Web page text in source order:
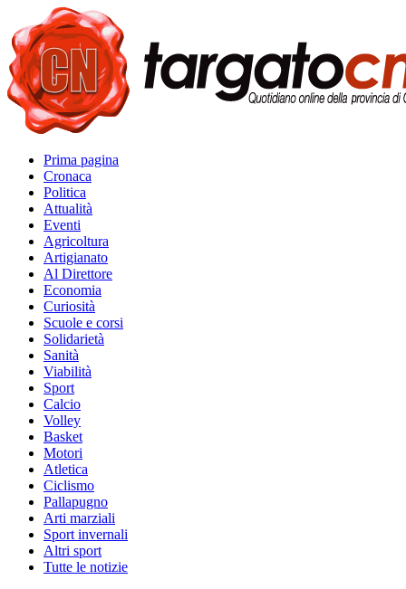
Prima pagina
Cronaca
Politica
Attualità
Eventi
Agricoltura
Artigianato
Al Direttore
Economia
Curiosità
Scuole e corsi
Solidarietà
Sanità
Viabilità
Sport
Calcio
Volley
Basket
Motori
Atletica
Ciclismo
Pallapugno
Arti marziali
Sport invernali
Altri sport
Tutte le notizie